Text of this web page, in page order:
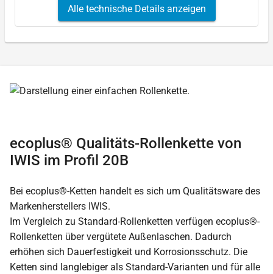
Alle technische Details anzeigen
ecoplus® Qualitäts-Rollenkette von
IWIS im Profil 20B
Bei ecoplus®-Ketten handelt es sich um Qualitätsware des
Markenherstellers IWIS.
Im Vergleich zu Standard-Rollenketten verfügen ecoplus®-
Rollenketten über vergütete Außenlaschen. Dadurch
erhöhen sich Dauerfestigkeit und Korrosionsschutz. Die
Ketten sind langlebiger als Standard-Varianten und für alle